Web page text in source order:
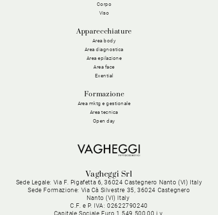
Corpo
Viso
Apparecchiature
Area body
Area diagnostica
Area epilazione
Area face
Exential
Formazione
Area mktg e gestionale
Area tecnica
Open day
Vagheggi Srl
Sede Legale: Via F. Pigafetta 6, 36024 Castegnero Nanto (VI) Italy
Sede Formazione: Via Cà Silvestre 35, 36024 Castegnero
Nanto (VI) Italy
C.F. e P. IVA: 02622790240
Capitale Sociale Euro 1.549.500,00 i.v.